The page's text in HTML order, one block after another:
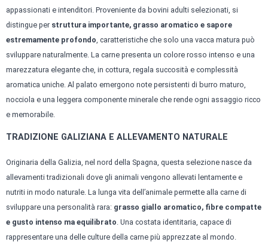
appassionati e intenditori. Proveniente da bovini adulti selezionati, si
distingue per struttura importante, grasso aromatico e sapore
estremamente profondo , caratteristiche che solo una vacca matura può
sviluppare naturalmente. La carne presenta un colore rosso intenso e una
marezzatura elegante che, in cottura, regala succosità e complessità
aromatica uniche. Al palato emergono note persistenti di burro maturo,
nocciola e una leggera componente minerale che rende ogni assaggio ricco
e memorabile.
TRADIZIONE GALIZIANA E ALLEVAMENTO NATURALE
Originaria della Galizia, nel nord della Spagna, questa selezione nasce da
allevamenti tradizionali dove gli animali vengono allevati lentamente e
nutriti in modo naturale. La lunga vita dell’animale permette alla carne di
sviluppare una personalità rara: grasso giallo aromatico, fibre compatte
e gusto intenso ma equilibrato . Una costata identitaria, capace di
rappresentare una delle culture della carne più apprezzate al mondo.